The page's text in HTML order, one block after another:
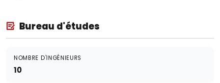
Bureau d'études
NOMBRE D'INGÉNIEURS
10